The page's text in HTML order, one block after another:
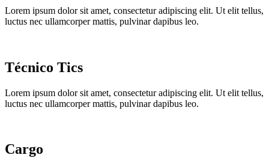
Lorem ipsum dolor sit amet, consectetur adipiscing elit. Ut elit tellus,
luctus nec ullamcorper mattis, pulvinar dapibus leo.
Técnico Tics
Lorem ipsum dolor sit amet, consectetur adipiscing elit. Ut elit tellus,
luctus nec ullamcorper mattis, pulvinar dapibus leo.
Cargo